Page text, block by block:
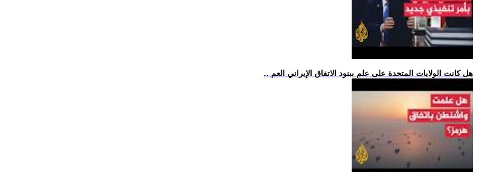
.. هل كانت الولايات المتحدة على علم ببنود الاتفاق الإيراني العم